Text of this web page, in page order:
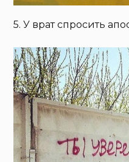
5. У врат спросить